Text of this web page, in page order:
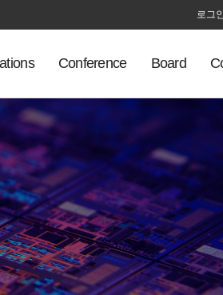
로그인
Conference Board